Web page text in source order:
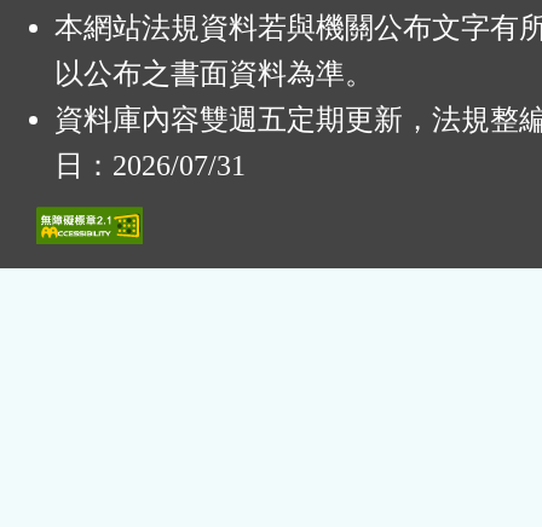
本網站法規資料若與機關公布文字有
以公布之書面資料為準。
資料庫內容雙週五定期更新，法規整
日：2026/07/31